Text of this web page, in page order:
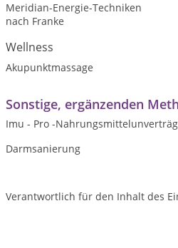
Meridian-Energie-Techniken
nach Franke
Wellness
Akupunktmassage
Sonstige, ergänzenden
Imu - Pro -
Darmsanierung
Verantwortlich für den Inhalt des